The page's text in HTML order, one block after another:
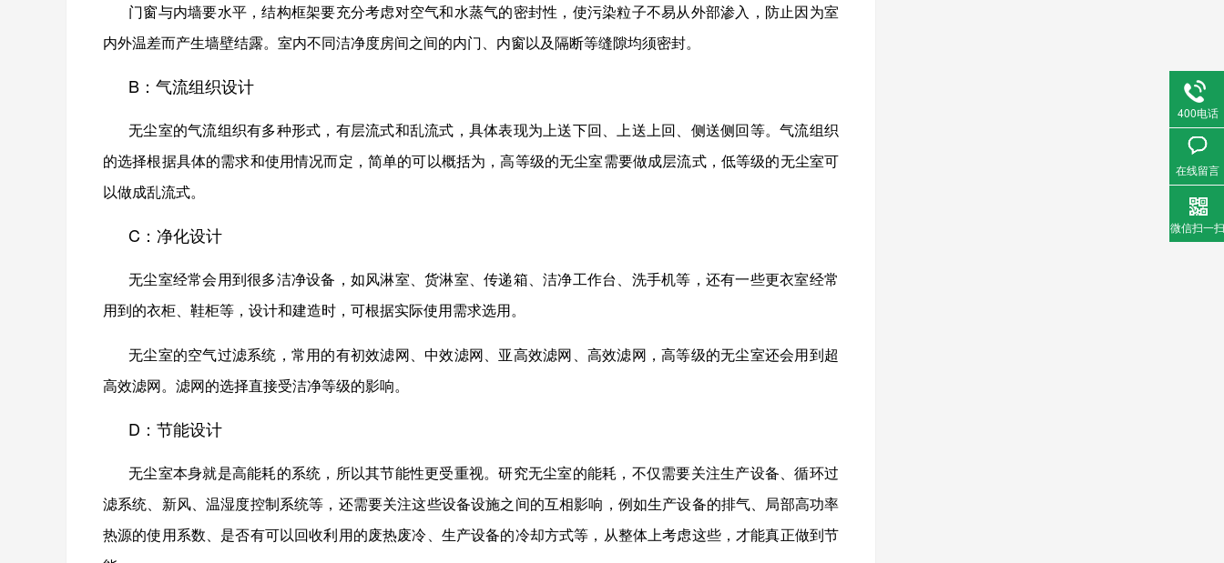
门窗与内墙要水平，结构框架要充分考虑对空气和水蒸气的密封性，使污染粒子不易从外部渗入，防止因为室
内外温差而产生墙壁结露。室内不同洁净度房间之间的内门、内窗以及隔断等缝隙均须密封。
B：气流组织设计
无尘室的气流组织有多种形式，有层流式和乱流式，具体表现为上送下回、上送上回、侧送侧回等。气流组织
的选择根据具体的需求和使用情况而定，简单的可以概括为，高等级的无尘室需要做成层流式，低等级的无尘室可
以做成乱流式。
C：净化设计
无尘室经常会用到很多洁净设备，如风淋室、货淋室、传递箱、洁净工作台、洗手机等，还有一些更衣室经常
用到的衣柜、鞋柜等，设计和建造时，可根据实际使用需求选用。
无尘室的空气过滤系统，常用的有初效滤网、中效滤网、亚高效滤网、高效滤网，高等级的无尘室还会用到超
高效滤网。滤网的选择直接受洁净等级的影响。
D：节能设计
无尘室本身就是高能耗的系统，所以其节能性更受重视。研究无尘室的能耗，不仅需要关注生产设备、循环过
滤系统、新风、温湿度控制系统等，还需要关注这些设备设施之间的互相影响，例如生产设备的排气、局部高功率
热源的使用系数、是否有可以回收利用的废热废冷、生产设备的冷却方式等，从整体上考虑这些，才能真正做到节
400电话
在线留言
微信扫一扫